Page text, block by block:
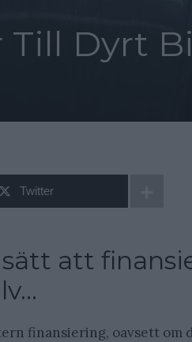
Till Dyrt
Twitter
att
finansiering, oavsett om